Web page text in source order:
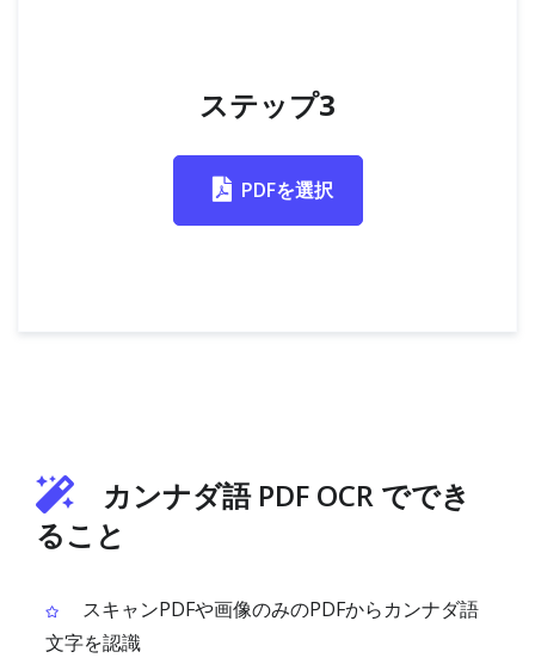
ステップ3
PDFを選択
カンナダ語 PDF OCR ででき
ること
スキャンPDFや画像のみのPDFからカンナダ語
文字を認識